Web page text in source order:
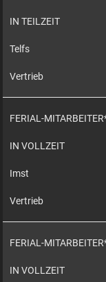
IN TEILZEIT
Telfs
Vertrieb
FERIAL-
IN VOLLZEIT
Imst
Vertrieb
FERIAL-
IN VOLLZEIT